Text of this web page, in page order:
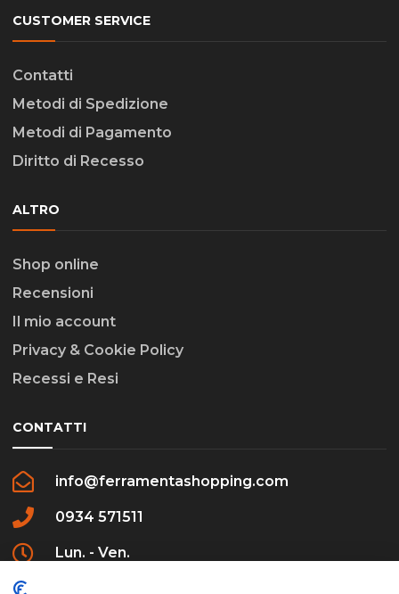
CUSTOMER SERVICE
Contatti
Metodi di Spedizione
Metodi di Pagamento
Diritto di Recesso
ALTRO
Shop online
Recensioni
Il mio account
Privacy & Cookie Policy
Recessi e Resi
CONTATTI
info@ferramentashopping.com
0934 571511
Lun. - Ven.